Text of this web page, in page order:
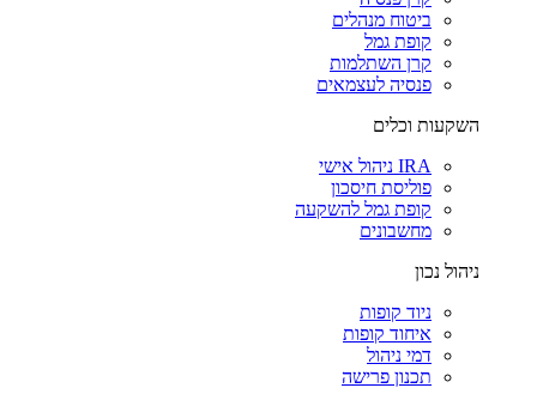
ביטוח מנהלים
קופת גמל
קרן השתלמות
פנסיה לעצמאים
השקעות וכלים
IRA ניהול אישי
פוליסת חיסכון
קופת גמל להשקעה
מחשבונים
ניהול נכון
ניוד קופות
איחוד קופות
דמי ניהול
תכנון פרישה